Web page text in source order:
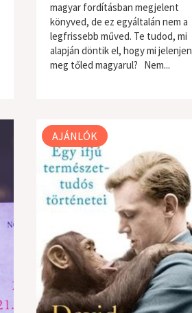
magyar fordításban megjelent
könyved, de ez egyáltalán nem a
legfrissebb műved. Te tudod, mi
alapján döntik el, hogy mi jelenjen
meg tőled magyarul? Nem...
szépirodalom
AJÁNLÓK